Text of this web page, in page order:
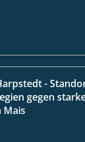
-
gegen
Mais